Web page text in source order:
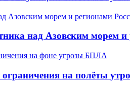
над Азовским морем и
на полёты